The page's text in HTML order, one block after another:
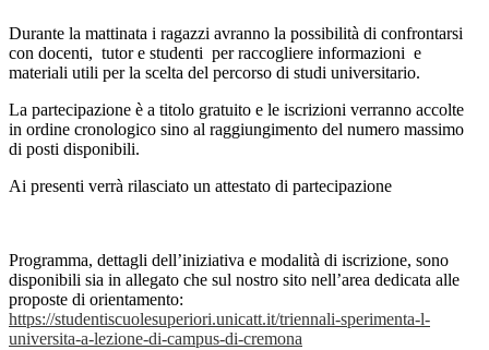
Durante la mattinata i ragazzi avranno la possibilità di confrontarsi
con docenti, tutor e studenti per raccogliere informazioni e
materiali utili per la scelta del percorso di studi universitario.
La partecipazione è a titolo gratuito e le iscrizioni verranno accolte
in ordine cronologico sino al raggiungimento del numero massimo
di posti disponibili.
Ai presenti verrà rilasciato un attestato di partecipazione
Programma, dettagli dell’iniziativa e modalità di iscrizione, sono
disponibili sia in allegato che sul nostro sito nell’area dedicata alle
proposte di orientamento:
https://studentiscuolesuperiori.unicatt.it/triennali-sperimenta-l-
universita-a-lezione-di-campus-di-cremona